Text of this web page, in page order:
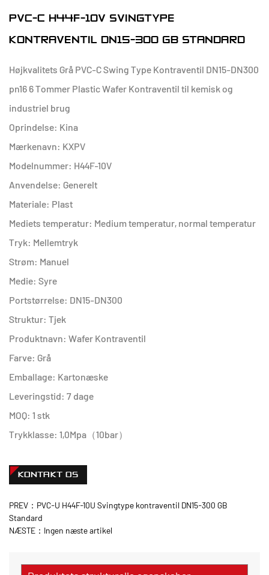
PVC-C H44F-10V SVINGTYPE
KONTRAVENTIL DN15-300 GB STANDARD
Højkvalitets Grå PVC-C Swing Type Kontraventil DN15-DN300
pn16 6 Tommer Plastic Wafer Kontraventil til kemisk og
industriel brug
Oprindelse: Kina
Mærkenavn: KXPV
Modelnummer: H44F-10V
Anvendelse: Generelt
Materiale: Plast
Mediets temperatur: Medium temperatur, normal temperatur
Tryk: Mellemtryk
Strøm: Manuel
Medie: Syre
Portstørrelse: DN15-DN300
Struktur: Tjek
Produktnavn: Wafer Kontraventil
Farve: Grå
Emballage: Kartonæske
Leveringstid: 7 dage
MOQ: 1 stk
Trykklasse: 1,0Mpa（10bar）
KONTAKT OS
PREV：PVC-U H44F-10U Svingtype kontraventil DN15-300 GB
Standard
NÆSTE：Ingen næste artikel